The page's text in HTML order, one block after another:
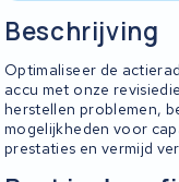
Beschrijving
Optimaliseer de
accu met onze
herstellen problemen,
mogelijkheden voor
prestaties en vermijd